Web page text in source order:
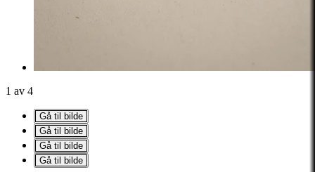
1 av 4
Gå til bilde
Gå til bilde
Gå til bilde
Gå til bilde